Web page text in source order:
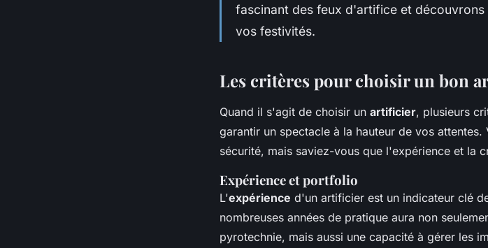
fascinant des feux d'artifice et
vos festivités.
Les critères pour choisir un bon
Quand il s'agit de choisir un artificier, plusieurs
garantir un spectacle à la hauteur de vos
sécurité, mais saviez-vous que l'expérience et la
Expérience et portfolio
L'expérience d'un artificier est un indicateur clé
nombreuses années de pratique aura non
pyrotechnie, mais aussi une capacité à gérer les